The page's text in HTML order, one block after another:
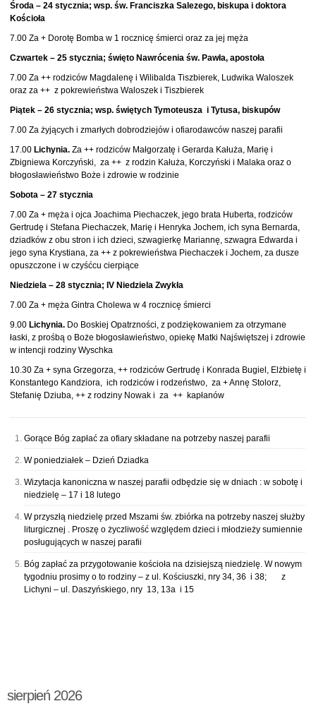
Środa – 24 stycznia; wsp. św. Franciszka Salezego, biskupa i doktora
Kościoła
7.00 Za + Dorotę Bomba w 1 rocznicę śmierci oraz za jej męża
Czwartek – 25 stycznia; święto Nawrócenia św. Pawła, apostoła
7.00 Za ++ rodziców Magdalenę i Wilibalda Tiszbierek, Ludwika Waloszek
oraz za ++ z pokrewieństwa Waloszek i Tiszbierek
Piątek – 26 stycznia; wsp. świętych Tymoteusza i Tytusa, biskupów
7.00 Za żyjących i zmarłych dobrodziejów i ofiarodawców naszej parafii
17.00 Lichynia. Za ++ rodziców Małgorzatę i Gerarda Kałuża, Marię i
Zbigniewa Korczyński, za ++ z rodzin Kałuża, Korczyński i Malaka oraz o
błogosławieństwo Boże i zdrowie w rodzinie
Sobota – 27 stycznia
7.00 Za + męża i ojca Joachima Piechaczek, jego brata Huberta, rodziców
Gertrudę i Stefana Piechaczek, Marię i Henryka Jochem, ich syna Bernarda,
dziadków z obu stron i ich dzieci, szwagierkę Mariannę, szwagra Edwarda i
jego syna Krystiana, za ++ z pokrewieństwa Piechaczek i Jochem, za dusze
opuszczone i w czyśćcu cierpiące
Niedziela – 28 stycznia; IV Niedziela Zwykła
7.00 Za + męża Gintra Cholewa w 4 rocznicę śmierci
9.00 Lichynia. Do Boskiej Opatrzności, z podziękowaniem za otrzymane
łaski, z prośbą o Boże błogosławieństwo, opiekę Matki Najświętszej i zdrowie
w intencji rodziny Wyschka
10.30 Za + syna Grzegorza, ++ rodziców Gertrudę i Konrada Bugiel, Elżbietę i
Konstantego Kandziora, ich rodziców i rodzeństwo, za + Annę Stolorz,
Stefanię Dziuba, ++ z rodziny Nowak i za ++ kapłanów
Gorące Bóg zapłać za ofiary składane na potrzeby naszej parafii
W poniedziałek – Dzień Dziadka
Wizytacja kanoniczna w naszej parafii odbędzie się w dniach : w sobotę i
niedzielę – 17 i 18 lutego
W przyszłą niedzielę przed Mszami św. zbiórka na potrzeby naszej służby
liturgicznej . Proszę o życzliwość względem dzieci i młodzieży sumiennie
posługujących w naszej parafii
Bóg zapłać za przygotowanie kościoła na dzisiejszą niedzielę. W nowym
tygodniu prosimy o to rodziny – z ul. Kościuszki, nry 34, 36 i 38; z
Lichyni – ul. Daszyńskiego, nry 13, 13a i 15
sierpień 2026